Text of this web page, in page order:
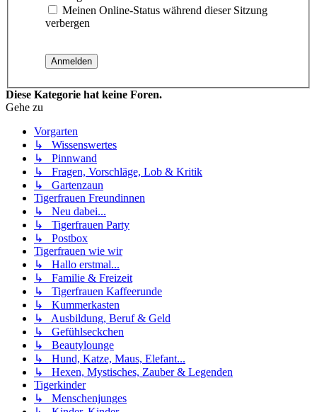
Meinen Online-Status während dieser Sitzung
verbergen
Diese Kategorie hat keine Foren.
Gehe zu
Vorgarten
↳ Wissenswertes
↳ Pinnwand
↳ Fragen, Vorschläge, Lob & Kritik
↳ Gartenzaun
Tigerfrauen Freundinnen
↳ Neu dabei...
↳ Tigerfrauen Party
↳ Postbox
Tigerfrauen wie wir
↳ Hallo erstmal...
↳ Familie & Freizeit
↳ Tigerfrauen Kaffeerunde
↳ Kummerkasten
↳ Ausbildung, Beruf & Geld
↳ Gefühlseckchen
↳ Beautylounge
↳ Hund, Katze, Maus, Elefant...
↳ Hexen, Mystisches, Zauber & Legenden
Tigerkinder
↳ Menschenjunges